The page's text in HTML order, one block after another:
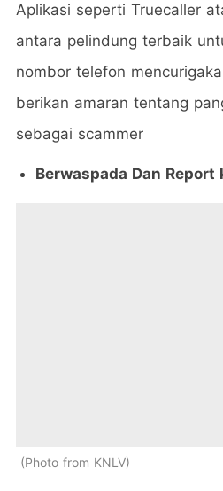
Aplikasi seperti Truecaller
antara pelindung terbaik
nombor telefon
berikan amaran tentang
sebagai scammer
Berwaspada Dan
Photo from KNLV